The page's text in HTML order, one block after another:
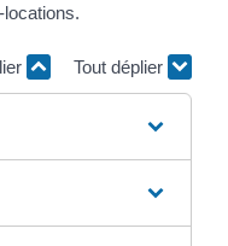
Tout déplier